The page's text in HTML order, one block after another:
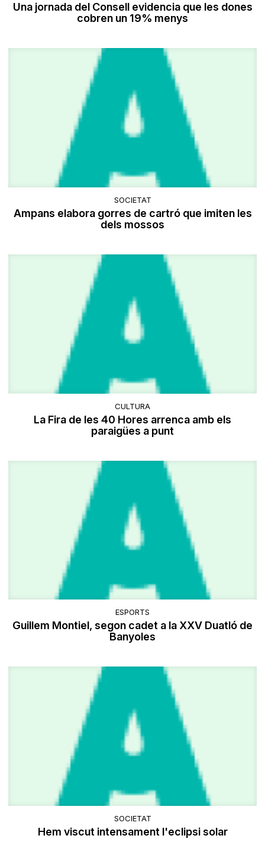
Una jornada del Consell evidencia que les dones
cobren un 19% menys
SOCIETAT
Ampans elabora gorres de cartró que imiten les
dels mossos
CULTURA
La Fira de les 40 Hores arrenca amb els
paraigües a punt
ESPORTS
Guillem Montiel, segon cadet a la XXV Duatló de
Banyoles
SOCIETAT
Hem viscut intensament l'eclipsi solar